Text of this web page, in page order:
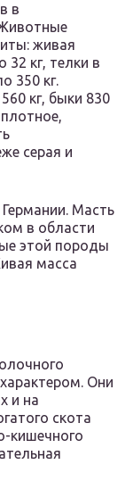
в
Животные
живая
кг, телки в
350 кг.
кг, быки 830
серая и
Масть
в области
этой породы
масса
Они
и на
скота
кишечного